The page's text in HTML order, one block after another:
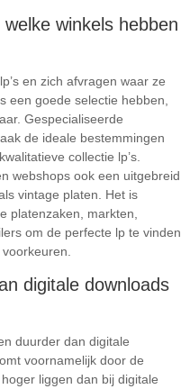
winkels hebben
en zich afvragen waar ze
een goede selectie hebben,
Gespecialiseerde
de ideale bestemmingen
collectie lp’s.
webshops ook een uitgebreid
vintage platen. Het is
platenzaken, markten,
om de perfecte lp te vinden
digitale downloads
duurder dan digitale
voornamelijk door de
liggen dan bij digitale